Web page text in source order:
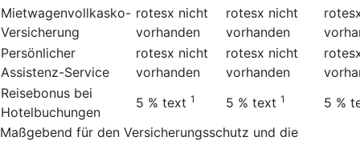
Mietwagenvollkasko-
Versicherung
rotesx nicht
vorhanden
rotesx nicht
vorhanden
Persönlicher
Assistenz-Service
rotesx nicht
vorhanden
rotesx nicht
vorhanden
Reisebonus bei
Hotelbuchungen
5 % text 1 5 % text 1 5 %
Maßgebend für den Versicherungsschutz und die